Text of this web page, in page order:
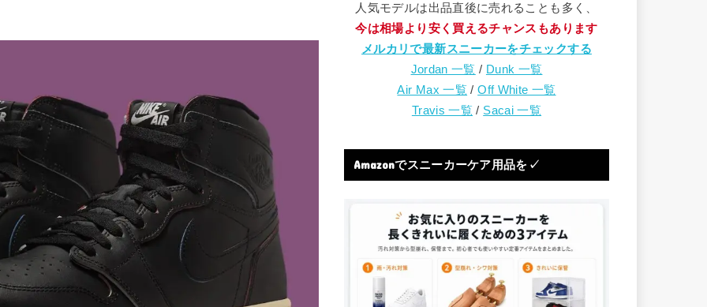
人気モデルは出品直後に売れることも多く、
今は相場より安く買えるチャンスもあります
メルカリで最新スニーカーをチェックする
Jordan 一覧 / Dunk 一覧
Air Max 一覧 /Off White 一覧
Travis 一覧 / Sacai 一覧
Amazonでスニーカーケア用品を✓